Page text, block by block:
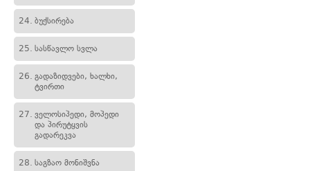
24. ბუქსირება
25. სასწავლო სვლა
26. გადაზიდვები, ხალხი,
ტვირთი
27. ველოსიპედი, მოპედი
და პირუტყვის
გადარეკვა
28. საგზაო მონიშვნა